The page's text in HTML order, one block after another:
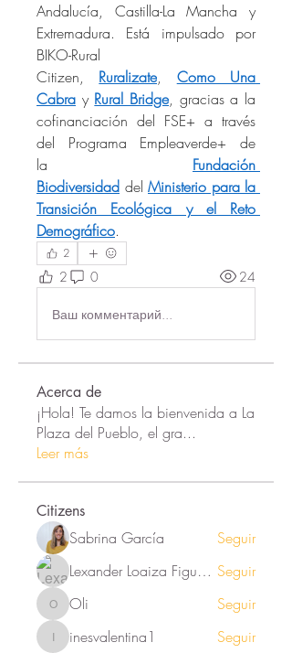
Andalucía, Castilla-La Mancha y
Extremadura. Está impulsado por
BIKO-Rural
Citizen, Ruralizate, Como Una
Cabra y Rural Bridge, gracias a la
cofinanciación del FSE+ a través
del Programa Empleaverde+ de
la Fundación
Biodiversidad del Ministerio para la
Transición Ecológica y el Reto
Demográfico.
2
2 0 24
Ваш комментарий...
Acerca de
¡Hola! Te damos la bienvenida a La
Plaza del Pueblo, el gra...
Leer más
Citizens
Sabrina García
Seguir
Lexander Loaiza Figueroa Seguir
Oli Oli Seguir
inesvalentina1
inesvalentina1
Seguir